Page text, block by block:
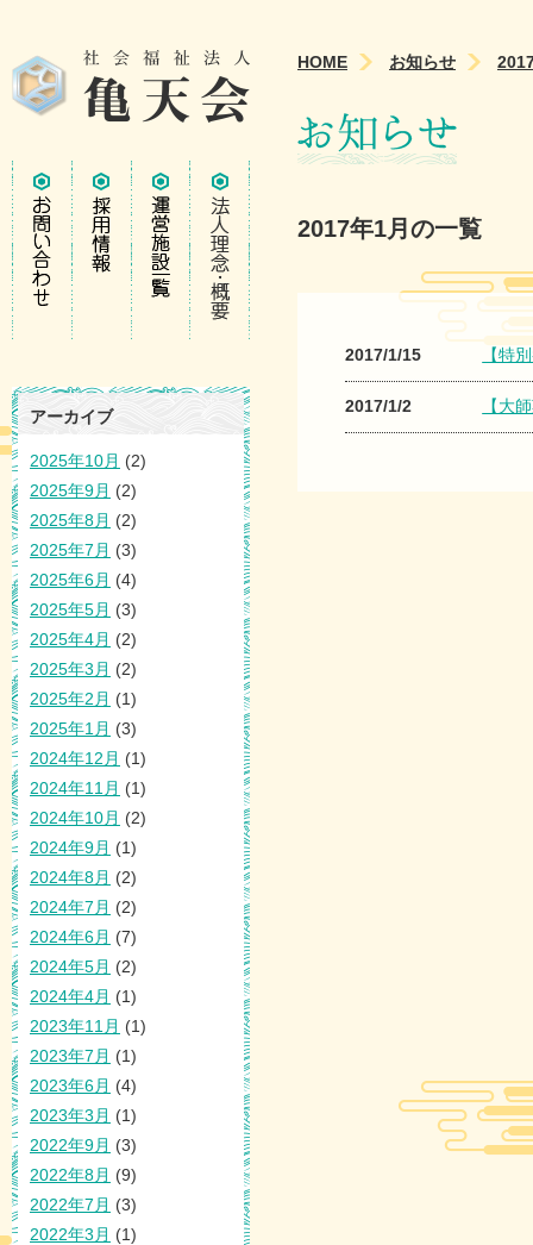
HOME お知らせ
2017年1月の一覧
2017/1/15 【特
2017/1/2 【大
アーカイブ
2025年10月 (2)
2025年9月 (2)
2025年8月 (2)
2025年7月 (3)
2025年6月 (4)
2025年5月 (3)
2025年4月 (2)
2025年3月 (2)
2025年2月 (1)
2025年1月 (3)
2024年12月 (1)
2024年11月 (1)
2024年10月 (2)
2024年9月 (1)
2024年8月 (2)
2024年7月 (2)
2024年6月 (7)
2024年5月 (2)
2024年4月 (1)
2023年11月 (1)
2023年7月 (1)
2023年6月 (4)
2023年3月 (1)
2022年9月 (3)
2022年8月 (9)
2022年7月 (3)
2022年3月 (1)